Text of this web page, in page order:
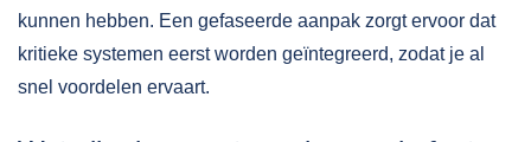
kunnen hebben. Een gefaseerde aanpak zorgt ervoor dat
kritieke systemen eerst worden geïntegreerd, zodat je al
snel voordelen ervaart.